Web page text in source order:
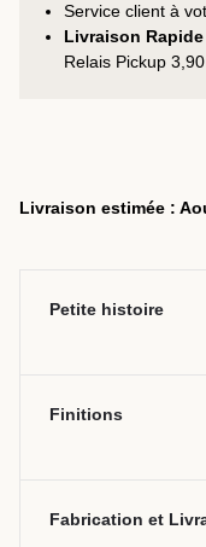
Service client à
Livraison Rapide
Relais Pickup
Livraison estimée :
Petite histoire
Finitions
Fabrication et